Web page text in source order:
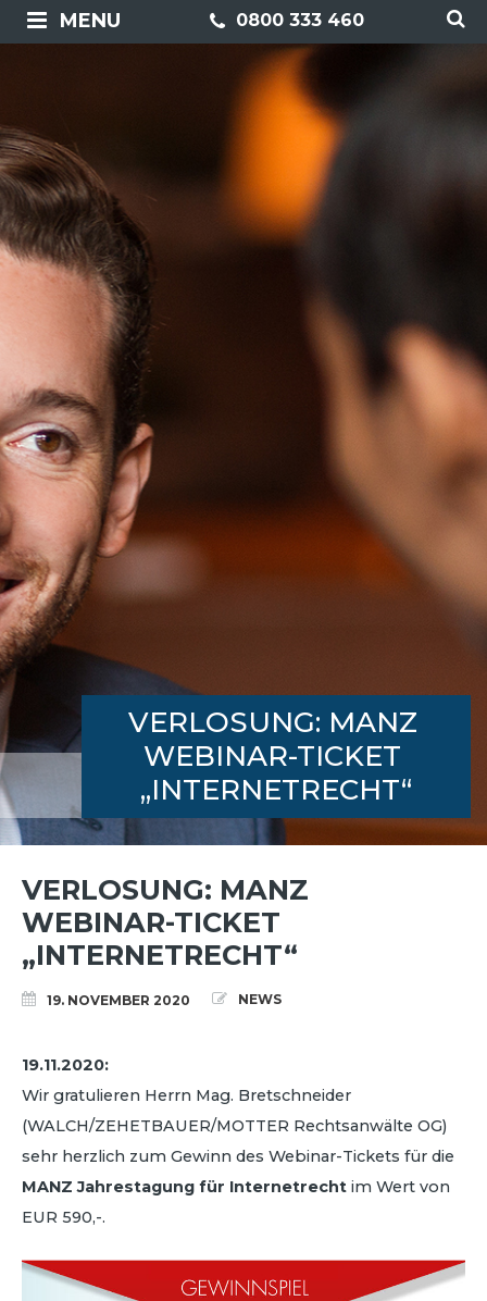
0800 333 460
MENU
VERLOSUNG: MANZ
WEBINAR-TICKET
„INTERNETRECHT“
VERLOSUNG: MANZ
WEBINAR-TICKET
„INTERNETRECHT“
19. NOVEMBER 2020 NEWS
19.11.2020:
Wir gratulieren Herrn Mag. Bretschneider
(WALCH/ZEHETBAUER/MOTTER Rechtsanwälte OG)
sehr herzlich zum Gewinn des Webinar-Tickets für die
MANZ Jahrestagung für Internetrecht im Wert von
EUR 590,-.